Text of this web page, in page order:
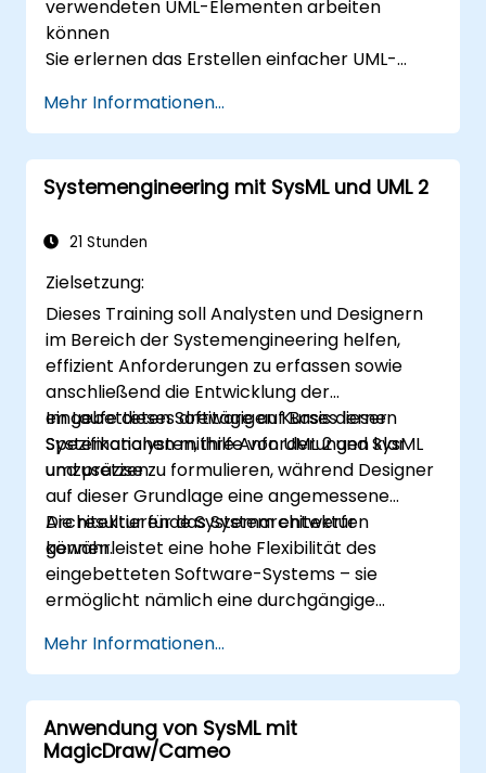
verwendeten UML-Elementen arbeiten
können
Sie erlernen das Erstellen einfacher UML-
Sie werden optimal vorbereitet, um Teil eines
UML-Entwicklungsteams zu sein
Mehr Informationen...
Systemengineering mit SysML und UML 2
21 Stunden
Zielsetzung:
Dieses Training soll Analysten und Designern
im Bereich der Systemengineering helfen,
effizient Anforderungen zu erfassen sowie
anschließend die Entwicklung der
eingebetteten Software auf Basis dieser
Spezifikationen mithilfe von UML 2 und SysML
umzusetzen.
Im Laufe dieses dreitägigen Kurses lernen
Systemanalysten, ihre Anforderungen klar
und präzise zu formulieren, während Designer
auf dieser Grundlage eine angemessene
Architektur für das System entwerfen
können.
Die resultierende Systemarchitektur
gewährleistet eine hohe Flexibilität des
eingebetteten Software-Systems – sie
ermöglicht nämlich eine durchgängige
Geschäftsregeln, die in den Systemfunktionen
verankert sind, als auch der
Nutzungsbedürfnisse der Endanwender (Use
Cases) bis hin zur konkreten
Softwareimplementierung.
Mehr Informationen...
Anwendung von SysML mit
MagicDraw/Cameo